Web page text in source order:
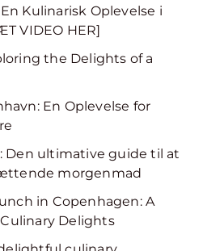
Kulinarisk Oplevelse i
VIDEO HER]
the Delights of a
En Oplevelse for
Den ultimative guide til at
morgenmad
in Copenhagen: A
Delights